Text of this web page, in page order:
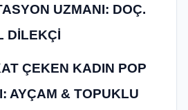
UZMANI: DOÇ.
DİLEKÇİ
ÇEKEN KADIN POP
AYÇAM & TOPUKLU